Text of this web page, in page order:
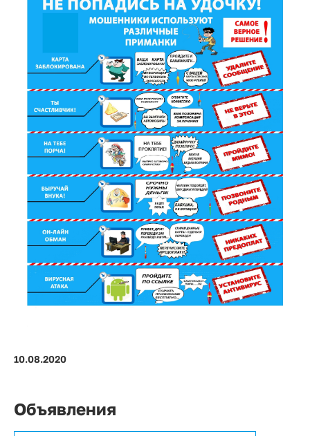
10.08.2020
Объявления